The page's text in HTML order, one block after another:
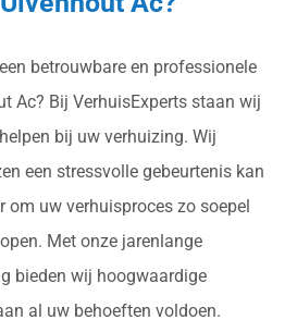
betrouwbare en professionele
Ac? Bij VerhuisExperts staan wij
bij uw verhuizing. Wij
een stressvolle gebeurtenis kan
om uw verhuisproces zo soepel
Met onze jarenlange
bieden wij hoogwaardige
al uw behoeften voldoen.